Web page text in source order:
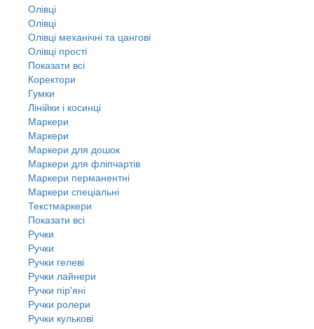
Олівці
Олівці
Олівці механічні та цангові
Олівці прості
Показати всі
Коректори
Гумки
Лінійки і косинці
Маркери
Маркери
Маркери для дошок
Маркери для фліпчартів
Маркери перманентні
Маркери спеціальні
Текстмаркери
Показати всі
Ручки
Ручки
Ручки гелеві
Ручки лайнери
Ручки пір'яні
Ручки ролери
Ручки кулькові